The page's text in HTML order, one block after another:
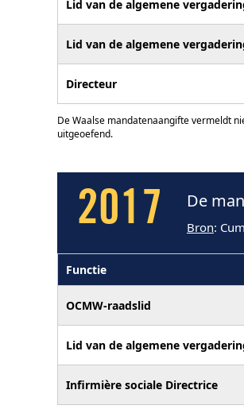
Lid van de algemene
Lid van de algemene
Directeur
De Waalse mandatenaangifte vermeldt
uitgeoefend.
2017 De
Bron:
Functie
OCMW-raadslid
Lid van de algemene
Infirmière sociale Directrice